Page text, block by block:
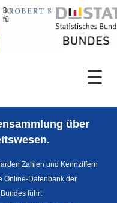
über
Zahlen und Kennziffern
Online-Datenbank der
führt